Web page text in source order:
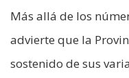
Más allá de los
advierte que la
sostenido de sus